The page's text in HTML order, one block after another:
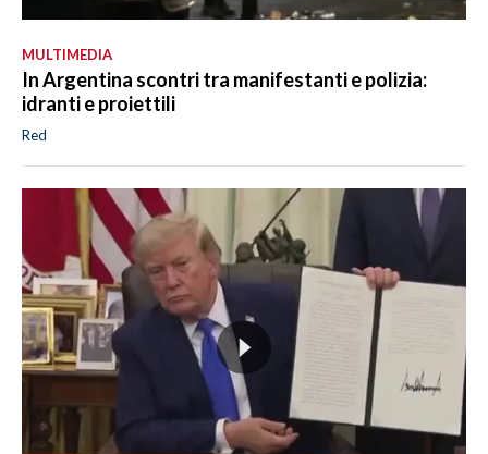
MULTIMEDIA
In Argentina scontri tra manifestanti e polizia:
idranti e proiettili
Red